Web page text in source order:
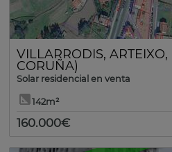
VILLARRODIS, ARTEIXO,
CORUÑA)
Solar residencial en venta
142m²
160.000€